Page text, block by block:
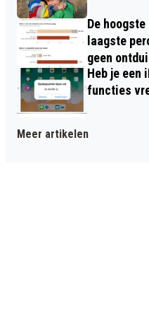
De
laagste
geen
Heb je een
functies
Meer artikelen